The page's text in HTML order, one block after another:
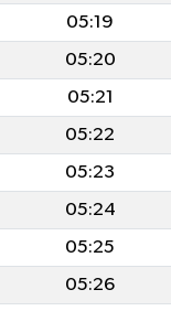
05:19
05:20
05:21
05:22
05:23
05:24
05:25
05:26